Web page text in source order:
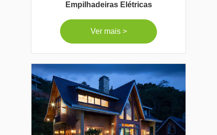
Empilhadeiras Elétricas
Ver mais >